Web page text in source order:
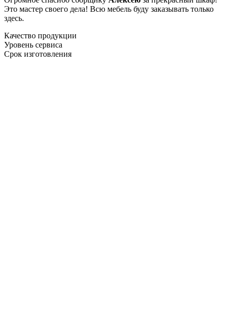
Это мастер своего дела! Всю мебель буду заказывать только
здесь.
Качество продукции
Уровень сервиса
Срок изготовления